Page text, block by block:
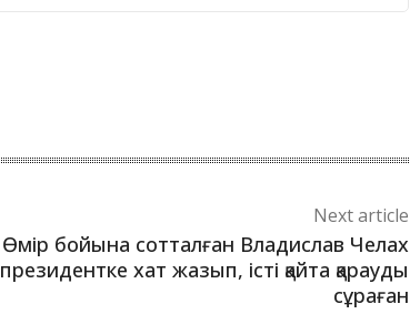
Next article
Өмір бойына сотталған Владислав Челах
президентке хат жазып, істі қайта қарауды
сұраған